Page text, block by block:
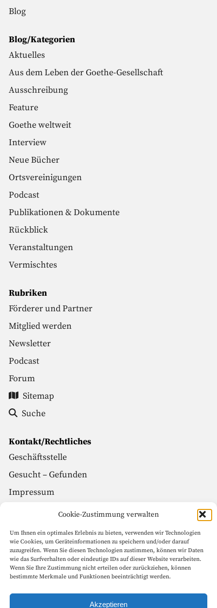
Cookie-Zustimmung verwalten
Um Ihnen ein optimales Erlebnis zu bieten, verwenden wir Technologien
wie Cookies, um Geräteinformationen zu speichern und/oder darauf
zuzugreifen. Wenn Sie diesen Technologien zustimmen, können wir Daten
wie das Surfverhalten oder eindeutige IDs auf dieser Website verarbeiten.
Wenn Sie Ihre Zustimmung nicht erteilen oder zurückziehen, können
bestimmte Merkmale und Funktionen beeinträchtigt werden.
Akzeptieren
Blog
Blog/Kategorien
Aktuelles
Aus dem Leben der Goethe-Gesellschaft
Ausschreibung
Feature
Goethe weltweit
Interview
Neue Bücher
Ortsvereinigungen
Podcast
Publikationen & Dokumente
Rückblick
Veranstaltungen
Vermischtes
Rubriken
Förderer und Partner
Mitglied werden
Newsletter
Podcast
Forum
Sitemap
Suche
Kontakt/Rechtliches
Geschäftsstelle
Gesucht – Gefunden
Impressum
Social Media
Facebook
Instagram
Seitenanfang